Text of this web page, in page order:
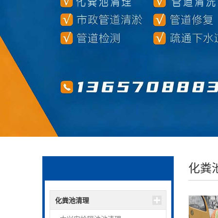
化粪池清理
化粪